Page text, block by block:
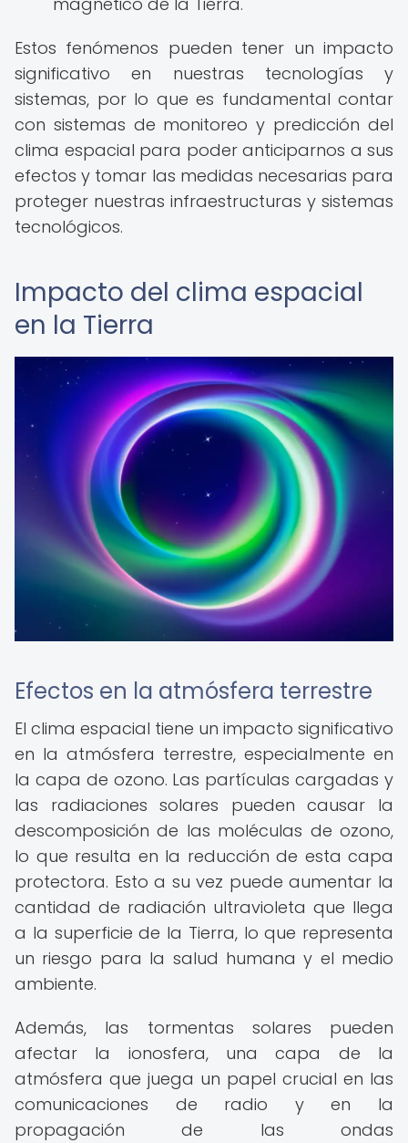
Estos fenómenos pueden tener un impacto
significativo en nuestras tecnologías y
sistemas, por lo que es fundamental contar
con sistemas de monitoreo y predicción del
clima espacial para poder anticiparnos a sus
efectos y tomar las medidas necesarias para
proteger nuestras infraestructuras y sistemas
tecnológicos.
Impacto del clima espacial
en la Tierra
Efectos en la atmósfera terrestre
El clima espacial tiene un impacto significativo
en la atmósfera terrestre, especialmente en
la capa de ozono. Las partículas cargadas y
las radiaciones solares pueden causar la
descomposición de las moléculas de ozono,
lo que resulta en la reducción de esta capa
protectora. Esto a su vez puede aumentar la
cantidad de radiación ultravioleta que llega
a la superficie de la Tierra, lo que representa
un riesgo para la salud humana y el medio
ambiente.
Además, las tormentas solares pueden
afectar la ionosfera, una capa de la
atmósfera que juega un papel crucial en las
comunicaciones de radio y en la
propagación de las ondas